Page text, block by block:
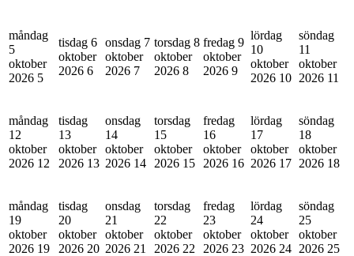
måndag
5
oktober
2026 5
tisdag 6
oktober
2026 6
onsdag 7
oktober
2026 7
torsdag 8
oktober
2026 8
fredag 9
oktober
2026 9
lördag
10
oktober
2026 10
söndag
11
oktober
2026 11
måndag
12
oktober
2026 12
tisdag
13
oktober
2026 13
onsdag
14
oktober
2026 14
torsdag
15
oktober
2026 15
fredag
16
oktober
2026 16
lördag
17
oktober
2026 17
söndag
18
oktober
2026 18
måndag
19
oktober
2026 19
tisdag
20
oktober
2026 20
onsdag
21
oktober
2026 21
torsdag
22
oktober
2026 22
fredag
23
oktober
2026 23
lördag
24
oktober
2026 24
söndag
25
oktober
2026 25